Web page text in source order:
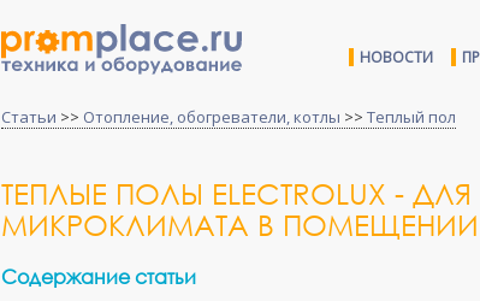
НОВОСТИ
Статьи >> Отопление, обогреватели, котлы >> Теплый пол
ТЕПЛЫЕ ПОЛЫ ELECTROLUX -
МИКРОКЛИМАТА В ПОМЕЩЕНИИ
Содержание статьи